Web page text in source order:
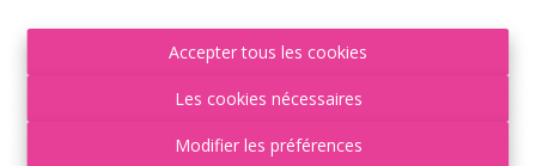
Accepter tous les cookies
Les cookies nécessaires
Modifier les préférences
50 m²
Roufosse Immo a le plaisir de vous présenter cet
espace commercial situé sur la commune de